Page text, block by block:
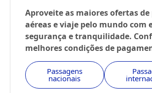
Aproveite as maiores ofertas de
aéreas e viaje pelo mundo com
segurança e tranquilidade.
melhores condições de
Passagens
nacionais